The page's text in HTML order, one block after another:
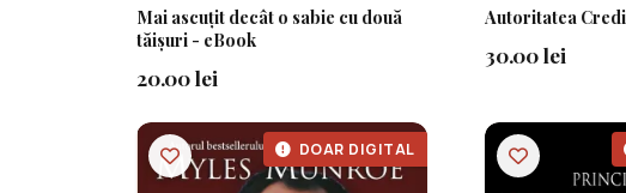
Mai ascuțit decât o sabie cu două
tăișuri - eBook
20.00 lei
Autoritatea
30.00 lei
DOAR DIGITAL